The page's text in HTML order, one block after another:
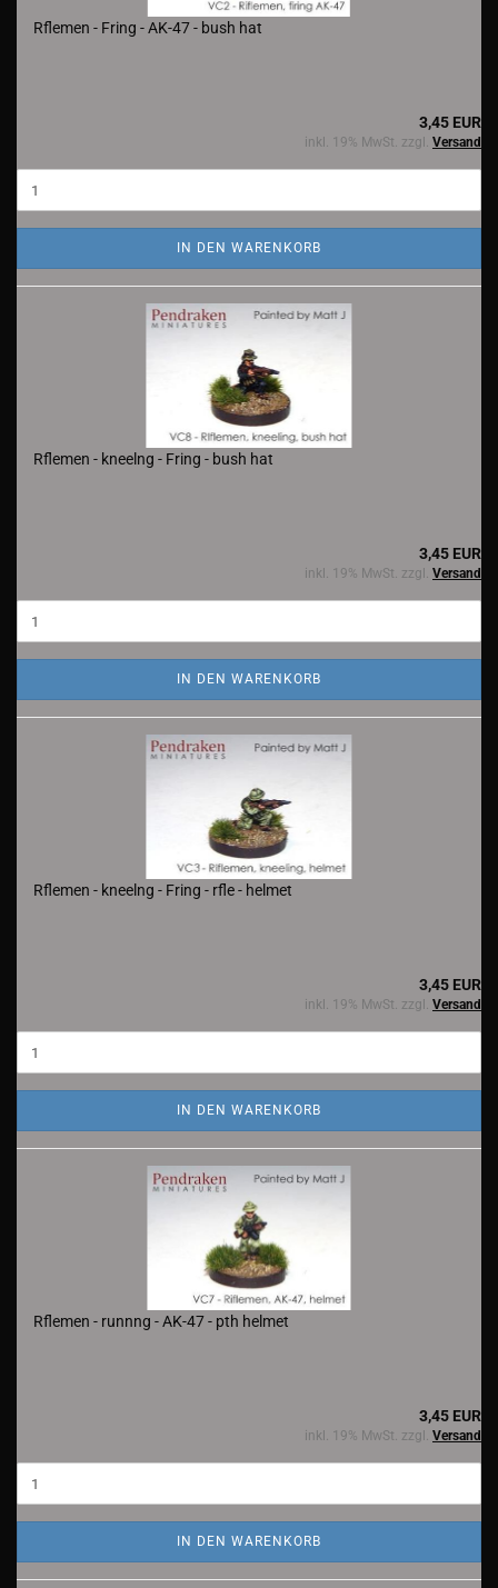
Rflemen - Fring - AK-47 - bush hat
3,45 EUR
inkl. 19% MwSt. zzgl. Versand
IN DEN WARENKORB
Rflemen - kneelng - Fring - bush hat
3,45 EUR
inkl. 19% MwSt. zzgl. Versand
IN DEN WARENKORB
Rflemen - kneelng - Fring - rfle - helmet
3,45 EUR
inkl. 19% MwSt. zzgl. Versand
IN DEN WARENKORB
Rflemen - runnng - AK-47 - pth helmet
3,45 EUR
inkl. 19% MwSt. zzgl. Versand
IN DEN WARENKORB